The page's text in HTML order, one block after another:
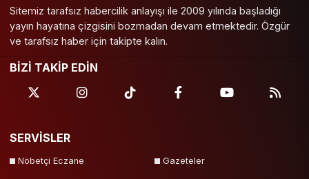
Sitemiz tarafsız habercilik anlayışı ile 2009 yılında başladığı
yayın hayatına çizgisini bozmadan devam etmektedir. Özgür
ve tarafsız haber için takipte kalın.
BİZİ TAKİP EDİN
SERVİSLER
Nöbetçi Eczane Gazeteler